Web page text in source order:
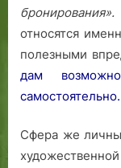
бронирования».
относятся
полезными
дам
самостоятельно.
Сфера же